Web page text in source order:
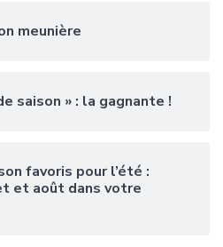
meunière
saison » : la gagnante !
favoris pour l’été :
et août dans votre